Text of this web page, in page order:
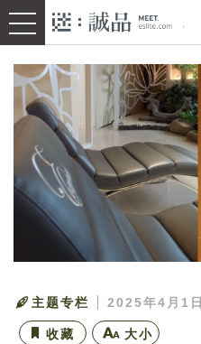
主题专栏 2025年4月1日
收藏 大小